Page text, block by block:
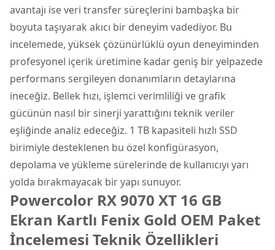
avantajı ise veri transfer süreçlerini bambaşka bir
boyuta taşıyarak akıcı bir deneyim vadediyor. Bu
incelemede, yüksek çözünürlüklü oyun deneyiminden
profesyonel içerik üretimine kadar geniş bir yelpazede
performans sergileyen donanımların detaylarına
ineceğiz. Bellek hızı, işlemci verimliliği ve grafik
gücünün nasıl bir sinerji yarattığını teknik veriler
eşliğinde analiz edeceğiz. 1 TB kapasiteli hızlı SSD
birimiyle desteklenen bu özel konfigürasyon,
depolama ve yükleme sürelerinde de kullanıcıyı yarı
yolda bırakmayacak bir yapı sunuyor.
Powercolor RX 9070 XT 16 GB
Ekran Kartlı Fenix Gold OEM Paket
İncelemesi Teknik Özellikleri